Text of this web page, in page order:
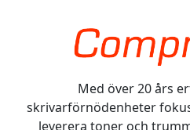
Med över 20 års
skrivarförnödenheter
leverera toner och